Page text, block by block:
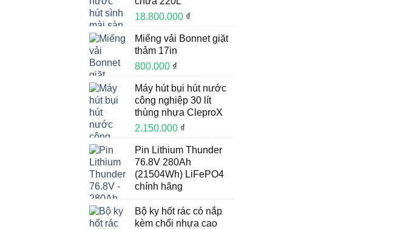
18.800.000 ₫
Miếng vải Bonnet giặt
thảm 17in
800.000 ₫
Máy hút bụi hút nước
công nghiệp 30 lít
thùng nhựa CleproX
2.150.000 ₫
Pin Lithium Thunder
76.8V 280Ah
(21504Wh) LiFePO4
chính hãng
Bộ ky hốt rác có nắp
kèm chổi nhựa cao